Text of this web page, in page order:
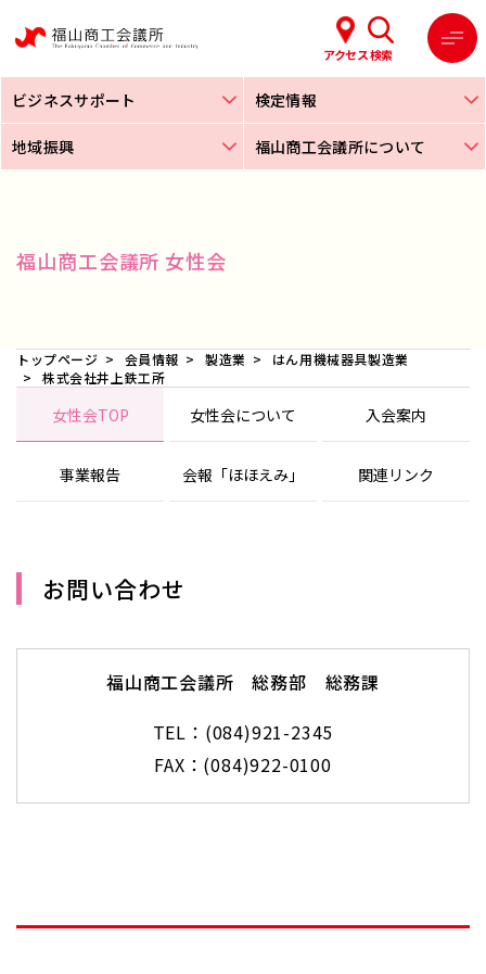
アクセス検索
ビジネスサポート 検定情報
地域振興 福山商工会議所について
福山商工会議所 女性会
トップページ 会員情報 製造業
はん用機械器具製造業
株式会社井上鉄工所
女性会TOP 女性会について 入会案内
事業報告 会報「ほほえみ」 関連リンク
お問い合わせ
福山商工会議所 総務部 総務課
TEL：(084)921-2345
FAX：(084)922-0100